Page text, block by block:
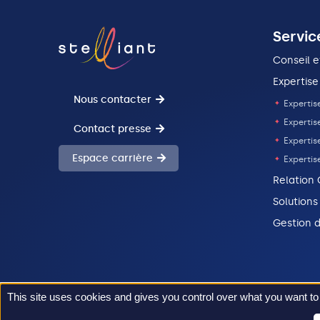
Nous contacter
Contact presse
Espace carrière
Conseil
Expertise
Relation
Gestion
Politique de
This site uses cookies and gives you control over what you want